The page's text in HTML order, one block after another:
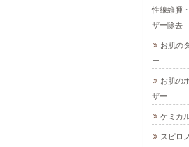
性線維腫
ザー除去
お肌の
ー
お肌の
ザー
ケミカ
スピロ